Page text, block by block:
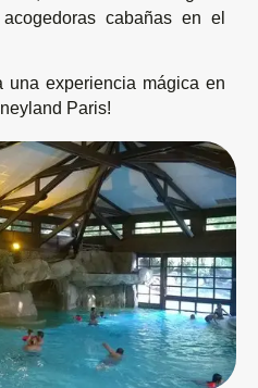
cabañas en el
una experiencia mágica en
Paris!